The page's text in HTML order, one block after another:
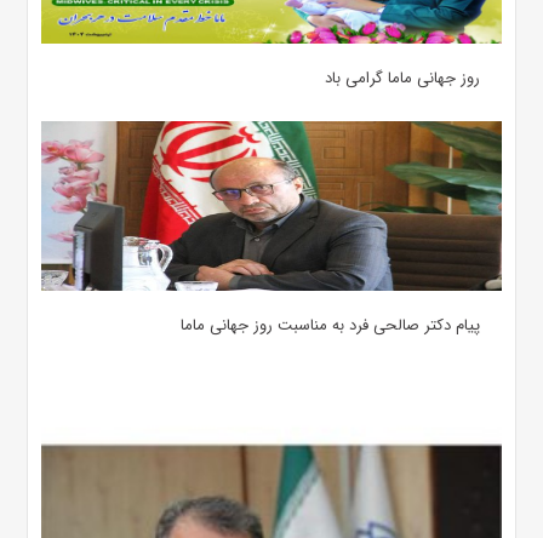
روز جهانی ماما گرامی باد
پیام دکتر صالحی فرد به مناسبت روز جهانی ماما